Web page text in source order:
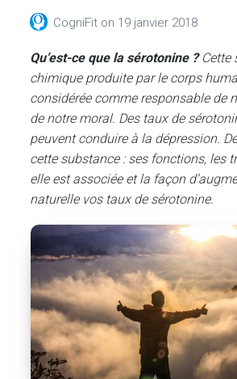
CogniFit on 19 janvier 2018
Qu’est-ce que la sérotonine ?Cette
chimique produite par le corps
considérée comme responsable de
de notre moral. Des taux de
peuvent conduire à la dépression.
cette substance : ses fonctions, les
elle est associée et la façon
naturelle vos taux de sérotonine.